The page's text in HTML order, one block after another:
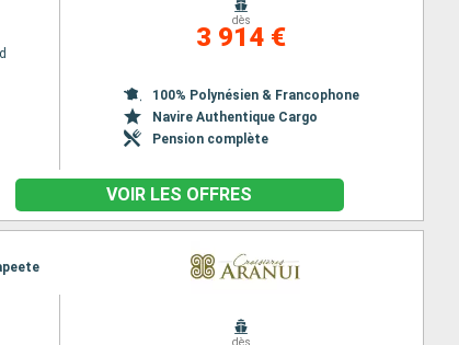
dès
3 914 €
100% Polynésien & Francophone
Navire Authentique Cargo
Pension complète
VOIR LES OFFRES
dès